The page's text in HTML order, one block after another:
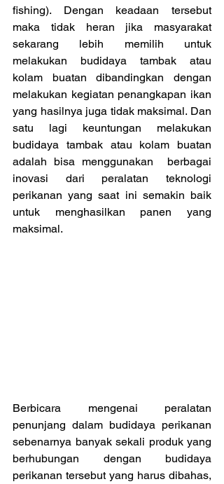
fishing). Dengan keadaan tersebut
maka tidak heran jika masyarakat
sekarang lebih memilih untuk
melakukan budidaya tambak atau
kolam buatan dibandingkan dengan
melakukan kegiatan penangkapan ikan
yang hasilnya juga tidak maksimal. Dan
satu lagi keuntungan melakukan
budidaya tambak atau kolam buatan
adalah bisa menggunakan  berbagai
inovasi dari peralatan teknologi
perikanan yang saat ini semakin baik
untuk menghasilkan panen yang
maksimal.
Berbicara mengenai peralatan
penunjang dalam budidaya perikanan
sebenarnya banyak sekali produk yang
berhubungan dengan budidaya
perikanan tersebut yang harus dibahas,